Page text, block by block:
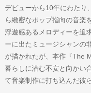
デビューから10年にわたり
ら緻密なポップ指向の音楽
浮遊感あるメロディーを追
ーに出たミュージシャンの
が描かれたが、本作『The
暮らしに潜む不安と向かい
て音楽制作に打ち込んだ彼